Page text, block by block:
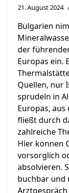
21. August 2024
Bulgarien
der
Europas ein.
Quellen, nur
sprudeln in
Europas,
fließt durch
zahlreiche
Hier können
vorsorglich
absolvieren.
buchbar und